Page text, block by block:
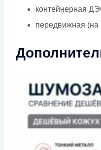
контейнерная
передвижная (на